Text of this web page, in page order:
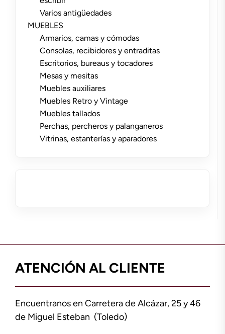
Varios antigüedades
MUEBLES
Armarios, camas y cómodas
Consolas, recibidores y entraditas
Escritorios, bureaus y tocadores
Mesas y mesitas
Muebles auxiliares
Muebles Retro y Vintage
Muebles tallados
Perchas, percheros y palanganeros
Vitrinas, estanterías y aparadores
ATENCIÓN AL CLIENTE
Encuentranos en Carretera de Alcázar, 25 y 46
de Miguel Esteban (Toledo)